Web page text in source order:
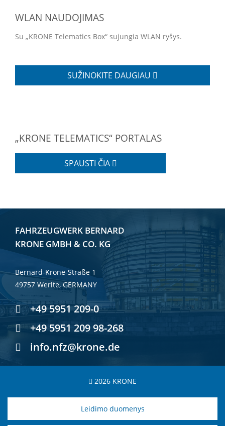
WLAN NAUDOJIMAS
Su „KRONE Telematics Box“ sujungia WLAN ryšys.
SUŽINOKITE DAUGIAU
„KRONE TELEMATICS“ PORTALAS
SPAUSTI ČIA
FAHRZEUGWERK BERNARD
KRONE GMBH & CO. KG
Bernard-Krone-Straße 1
49757 Werlte, GERMANY
+49 5951 209-0
+49 5951 209 98-268
info.nfz@krone.de
2026 KRONE
Leidimo duomenys